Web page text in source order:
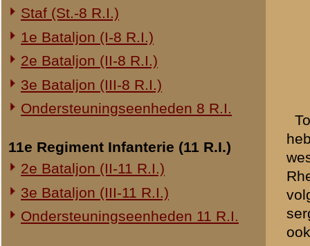
Staf (St.-19 R.I.)
1e Bataljon (I-19 R.I.)
2e Bataljon (II-19 R.I.)
3e Bataljon (III-19 R.I.)
Ondersteuningseenheden 19 R.I.
1e Bataljon (I-20 R.I.)
Staf (St.-24 R.I.)
1e Bataljon (I-24 R.I.)
3e Bataljon (III-24 R.I.)
29e Regiment Infanterie (29 R.I.)
Kapitein Gelderman
zijn marsch naar Rhenen
de noodzakelijkheid,
was inderdaad op bevel
Kapitein Gelderman is
daar in groote wanorde
opgedreven had, en die
Cavalerie, alsmede een
hen, tegen te houden en
viaduct doen afsluiten
Daarachter deed hij twee
inmiddels een groote